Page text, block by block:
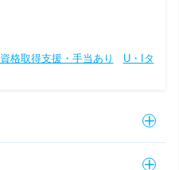
資格取得支援・手当あり
U・Iタ